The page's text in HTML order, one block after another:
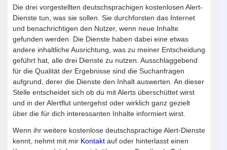
Die drei vorgestellten deutschsprachigen kostenlosen Alert-
Dienste tun, was sie sollen. Sie durchforsten das Internet
und benachrichtigen den Nutzer, wenn neue Inhalte
gefunden werden. Die Dienste haben dabei eine etwas
andere inhaltliche Ausrichtung, was zu meiner Entscheidung
geführt hat, alle drei Dienste zu nutzen. Ausschlaggebend
für die Qualität der Ergebnisse sind die Suchanfragen
aufgrund, derer die Dienste den Inhalt auswerten. An dieser
Stelle entscheidet sich ob du mit Alerts überschüttet wirst
und in der Alertflut untergehst oder wirklich ganz gezielt
über die für dich interessanten Inhalte informiert wirst.
Wenn ihr weitere kostenlose deutschsprachige Alert-Dienste
kennt, nehmt mit mir Kontakt auf oder hinterlasst einen